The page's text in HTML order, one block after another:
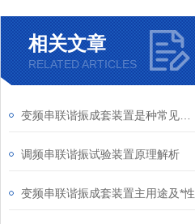
相关文章
RELATED ARTICLES
调频串联谐振试验装置原理解析
变频串联谐振成套装置主用途及*性